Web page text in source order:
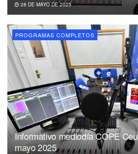
28 DE MAYO DE 2025
PROGRAMAS COMPLETOS
Informativo mediodía COPE
mayo 2025